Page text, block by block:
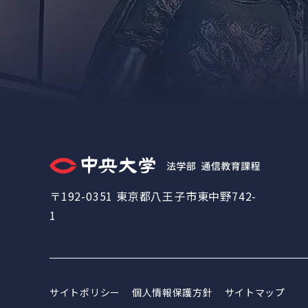
〒192-0351 東京都八王子市東中野742-
1
サイトポリシー 個人情報保護方針 サイトマップ